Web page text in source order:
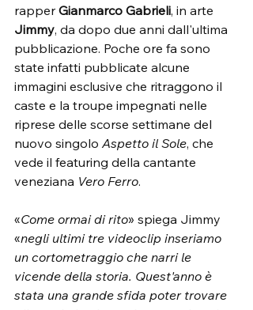
rapper Gianmarco Gabrieli, in arte
Jimmy, da dopo due anni dall'ultima
pubblicazione. Poche ore fa sono
state infatti pubblicate alcune
immagini esclusive che ritraggono il
caste e la troupe impegnati nelle
riprese delle scorse settimane del
nuovo singolo Aspetto il Sole, che
vede il featuring della cantante
veneziana Vero Ferro.
«Come ormai di rito» spiega Jimmy
«negli ultimi tre videoclip inseriamo
un cortometraggio che narri le
vicende della storia. Quest'anno è
stata una grande sfida poter trovare